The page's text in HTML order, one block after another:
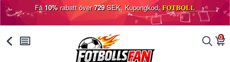
Få10%rabatt över729SEK, Kupongkod: FOTBOLL
󰅯 󰂩 󰂨 0
󰃦